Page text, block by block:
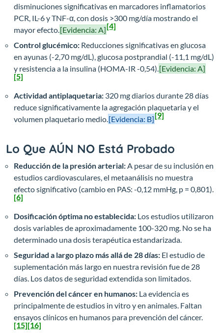
disminuciones significativas en marcadores inflamatorios
PCR, IL-6 y TNF-α, con dosis >300 mg/día mostrando el
mayor efecto. [Evidencia: A][4]
Control glucémico: Reducciones significativas en glucosa
en ayunas (-2,70 mg/dL), glucosa postprandial (-11,1 mg/dL)
y resistencia a la insulina (HOMA-IR -0,54). [Evidencia: A]
[5]
Actividad antiplaquetaria: 320 mg diarios durante 28 días
reduce significativamente la agregación plaquetaria y el
volumen plaquetario medio. [Evidencia: B][9]
Lo Que AÚN NO Está Probado
Reducción de la presión arterial: A pesar de su inclusión en
estudios cardiovasculares, el metaanálisis no muestra
efecto significativo (cambio en PAS: -0,12 mmHg, p = 0,801).
[6]
Dosificación óptima no establecida: Los estudios utilizaron
dosis variables de aproximadamente 100-320 mg. No se ha
determinado una dosis terapéutica estandarizada.
Seguridad a largo plazo más allá de 28 días: El estudio de
suplementación más largo en nuestra revisión fue de 28
días. Los datos de seguridad extendida son limitados.
Prevención del cáncer en humanos: La evidencia es
principalmente de estudios in vitro y en animales. Faltan
ensayos clínicos en humanos para prevención del cáncer.
[15][16]